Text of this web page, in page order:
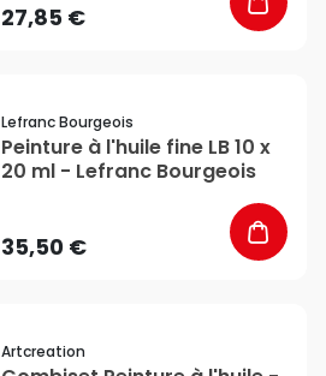
27,85 €
Lefranc Bourgeois
Peinture à l'huile fine LB 10 x
20 ml - Lefranc Bourgeois
35,50 €
Artcreation